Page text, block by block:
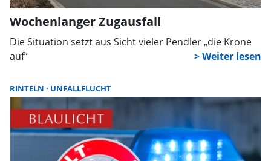
Wochenlanger Zugausfall
Die Situation setzt aus Sicht vieler Pendler „die Krone
auf”
RINTELN UNFALLFLUCHT